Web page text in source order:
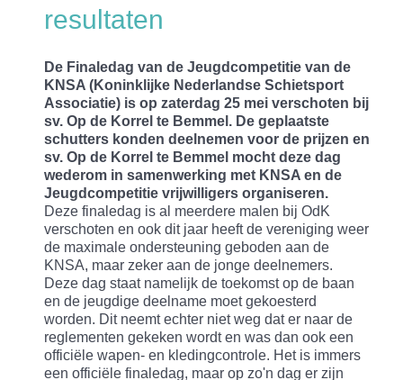
resultaten
De Finaledag van de Jeugdcompetitie van de
KNSA (Koninklijke Nederlandse Schietsport
Associatie) is op zaterdag 25 mei verschoten bij
sv. Op de Korrel te Bemmel. De geplaatste
schutters konden deelnemen voor de prijzen en
sv. Op de Korrel te Bemmel mocht deze dag
wederom in samenwerking met KNSA en de
Jeugdcompetitie vrijwilligers organiseren.
Deze finaledag is al meerdere malen bij OdK
verschoten en ook dit jaar heeft de vereniging weer
de maximale ondersteuning geboden aan de
KNSA, maar zeker aan de jonge deelnemers.
Deze dag staat namelijk de toekomst op de baan
en de jeugdige deelname moet gekoesterd
worden. Dit neemt echter niet weg dat er naar de
reglementen gekeken wordt en was dan ook een
officiële wapen- en kledingcontrole. Het is immers
een officiële finaledag, maar op zo'n dag er zijn